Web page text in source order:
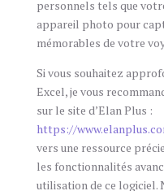
personnels tels que
appareil photo pour
mémorables de votre
Si vous souhaitez
Excel, je vous
sur le site d’Elan Plus :
https://
vers une ressource
les fonctionnalités
utilisation de ce logiciel.